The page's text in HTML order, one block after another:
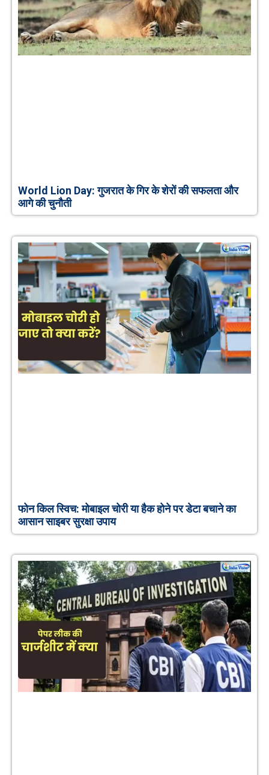
World Lion Day: गुजरात के गिर के शेरों की सफलता और
आगे की चुनौती
फोन किल स्विच: मोबाइल चोरी या हैक होने पर डेटा बचाने का
आसान साइबर सुरक्षा उपाय